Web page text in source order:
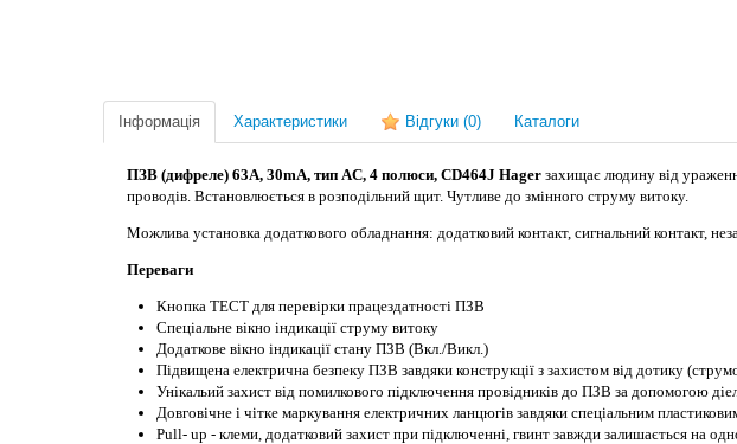
Інформація Характеристики Відгуки (0) Каталоги
ПЗВ (дифреле) 63A, 30mA, тип AC, 4 полюси, CD464J Hager захищає людину від
проводів. Встановлюється в розподільний щит. Чутливе до змінного струму витоку.
Можлива установка додаткового обладнання: додатковий контакт, сигнальний контакт,
Переваги
Кнопка ТЕСТ для перевірки працездатності ПЗВ
Спеціальне вікно індикації струму витоку
Додаткове вікно індикації стану ПЗВ (Вкл./Викл.)
Підвищена електрична безпеку ПЗВ завдяки конструкції з захистом від дотику
Унікальий захист від помилкового підключення провідників до ПЗВ за допомогою
Довговічне і чітке маркування електричних ланцюгів завдяки спеціальним
Pull- up - клеми, додатковий захист при підключенні, гвинт завжди залишається на